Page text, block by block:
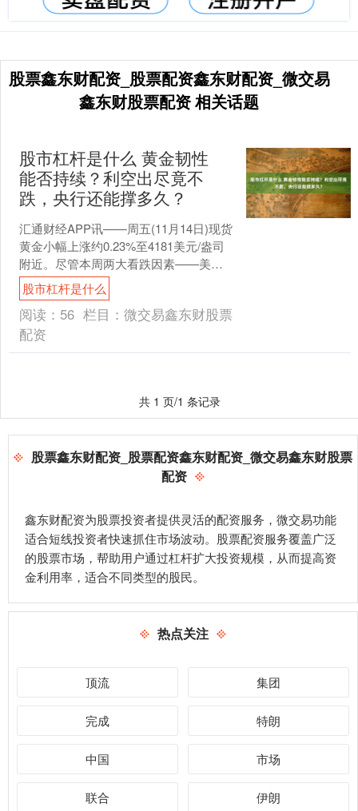
股票鑫东财配资_股票配资鑫东财配资_微交易
鑫东财股票配资 相关话题
股市杠杆是什么 黄金韧性
能否持续？利空出尽竟不
跌，央行还能撑多久？
汇通财经APP讯——周五(11月14日)现货
黄金小幅上涨约0.23%至4181美元/盎司
附近。尽管本周两大看跌因素——美国
政府重启与贸易休战股市杠杆是什么，
均已....
股市杠杆是什么
阅读： 56 栏目： 微交易鑫东财股票
配资
共 1 页/1 条记录
股票鑫东财配资_股票配资鑫东财配资_微交易鑫东财股票
配资
鑫东财配资为股票投资者提供灵活的配资服务，微交易功能
适合短线投资者快速抓住市场波动。股票配资服务覆盖广泛
的股票市场，帮助用户通过杠杆扩大投资规模，从而提高资
金利用率，适合不同类型的股民。
热点关注
顶流 集团
完成 特朗
中国 市场
联合 伊朗